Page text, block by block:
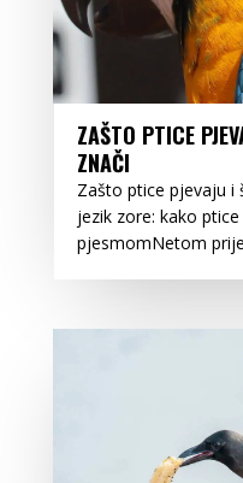
ZAŠTO PTICE
ZNAČI
Zašto ptice pjevaju i
jezik zore: kako
pjesmomNetom